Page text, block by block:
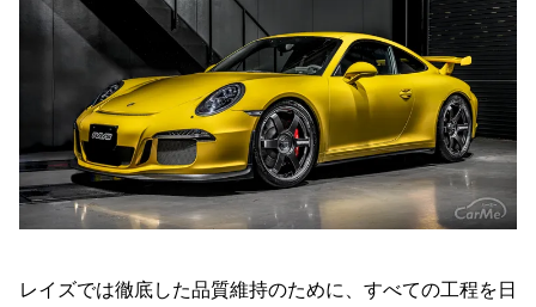
レイズでは徹底した品質維持のために、すべての工程を日